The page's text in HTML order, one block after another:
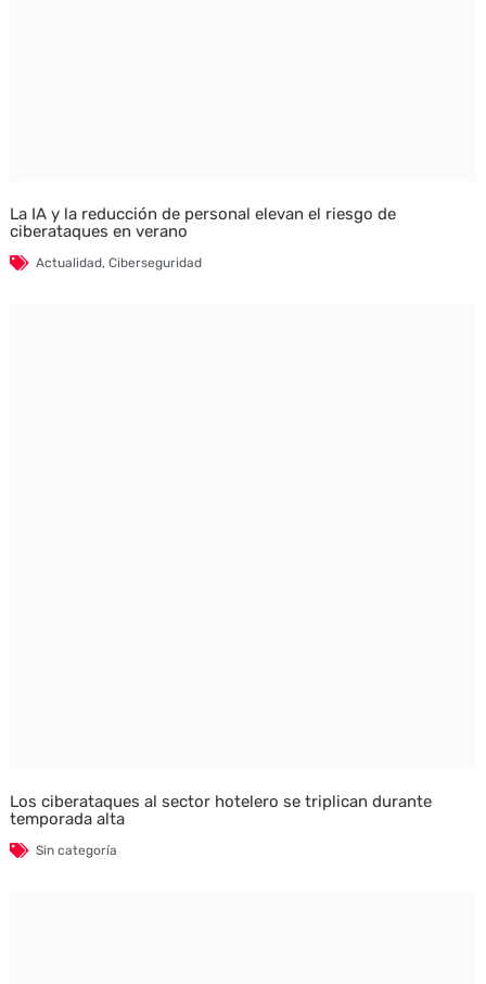
La IA y la reducción de personal elevan el riesgo de
ciberataques en verano
Actualidad, Ciberseguridad
Los ciberataques al sector hotelero se triplican durante
temporada alta
Sin categoría